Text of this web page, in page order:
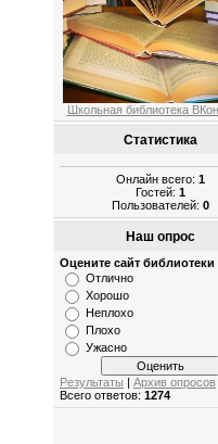
Школьная библиотека
Статистика
Онлайн всего: 1
Гостей: 1
Пользователей: 0
Наш опрос
Оцените сайт библиотеки
Отлично
Хорошо
Неплохо
Плохо
Ужасно
Результаты
Архив опросов
Всего ответов: 1274